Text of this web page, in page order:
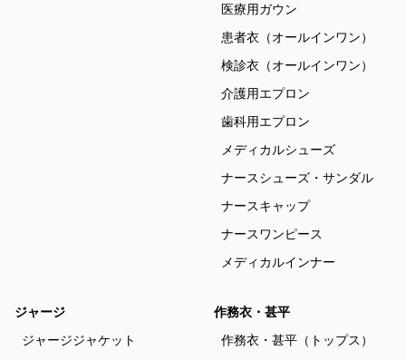
医療用ガウン
患者衣（オールインワン）
検診衣（オールインワン）
介護用エプロン
歯科用エプロン
メディカルシューズ
ナースシューズ・サンダル
ナースキャップ
ナースワンピース
メディカルインナー
ジャージ
ジャージジャケット
作務衣・甚平
作務衣・甚平（トップス）